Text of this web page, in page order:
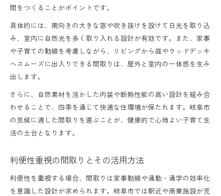
間をつくることがポイントです。
具体的には、南向きの大きな窓や吹き抜けを設けて日光を取り込
み、室内に自然光を多く取り入れる設計が有効です。また、家事
や子育ての動線を考慮しながら、リビングから庭やウッドデッキ
へスムーズに出入りできる間取りは、屋外と室内の一体感を生み
出します。
さらに、自然素材を活かした内装や断熱性能の高い設計を組み合
わせることで、四季を通じて快適な住環境が保たれます。岐阜市
の気候に適した間取りを選ぶことが、健康的で心地よい子育て生
活の土台となります。
利便性重視の間取りとその活用方法
利便性を重視する場合、間取りは家事動線や通勤・通学の効率化
を意識した設計が求められます。岐阜市では駅近や商業施設が充